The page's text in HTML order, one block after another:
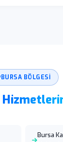
BURSA BÖLGESI
Bursa